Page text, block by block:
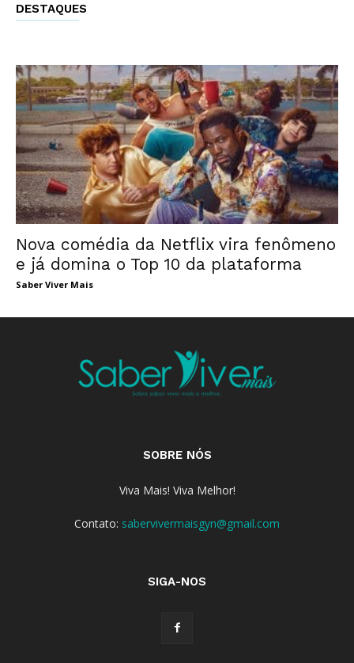
DESTAQUES
Nova comédia da Netflix vira fenômeno
e já domina o Top 10 da plataforma
Saber Viver Mais
SOBRE NÓS
Viva Mais! Viva Melhor!
Contato: sabervivermaisgyn@gmail.com
SIGA-NOS